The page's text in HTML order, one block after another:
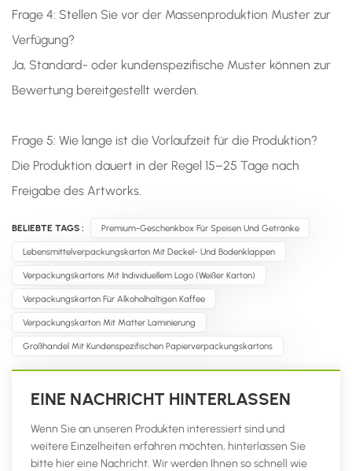
Frage 4: Stellen Sie vor der Massenproduktion Muster zur
Verfügung?
Ja, Standard- oder kundenspezifische Muster können zur
Bewertung bereitgestellt werden.
Frage 5: Wie lange ist die Vorlaufzeit für die Produktion?
Die Produktion dauert in der Regel 15–25 Tage nach
Freigabe des Artworks.
BELIEBTE TAGS : Premium-Geschenkbox Für Speisen Und Getränke
Lebensmittelverpackungskarton Mit Deckel- Und Bodenklappen
Verpackungskartons Mit Individuellem Logo (weißer Karton)
Verpackungskarton Für Alkoholhaltigen Kaffee
Verpackungskarton Mit Matter Laminierung
Großhandel Mit Kundenspezifischen Papierverpackungskartons
EINE NACHRICHT HINTERLASSEN
Wenn Sie an unseren Produkten interessiert sind und
weitere Einzelheiten erfahren möchten, hinterlassen Sie
bitte hier eine Nachricht. Wir werden Ihnen so schnell wie